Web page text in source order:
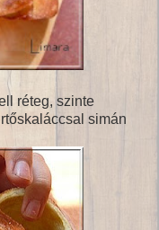
réteg, szinte
simán